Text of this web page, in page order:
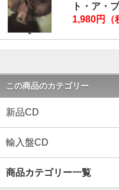
ト・ア・
1,980円（
この商品のカテゴリー
新品CD
輸入盤CD
商品カテゴリー一覧